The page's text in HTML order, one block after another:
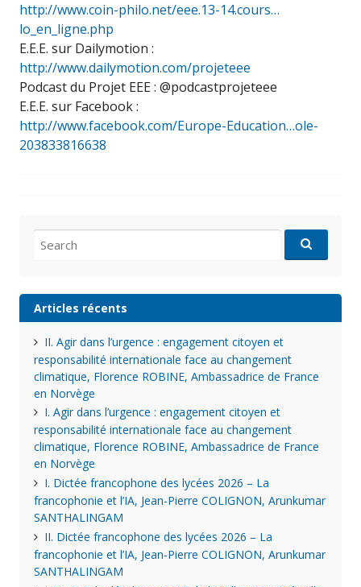
http://www.coin-philo.net/eee.13-14.cours…
lo_en_ligne.php
E.E.E. sur Dailymotion :
http://www.dailymotion.com/projeteee
Podcast du Projet EEE : @podcastprojeteee
E.E.E. sur Facebook :
http://www.facebook.com/Europe-Education…ole-
203833816638
for:
Articles récents
II. Agir dans l’urgence : engagement citoyen et
responsabilité internationale face au changement
climatique, Florence ROBINE, Ambassadrice de France
en Norvège
I. Agir dans l’urgence : engagement citoyen et
responsabilité internationale face au changement
climatique, Florence ROBINE, Ambassadrice de France
en Norvège
I. Dictée francophone des lycées 2026 – La
francophonie et l’IA, Jean-Pierre COLIGNON, Arunkumar
SANTHALINGAM
II. Dictée francophone des lycées 2026 – La
francophonie et l’IA, Jean-Pierre COLIGNON, Arunkumar
SANTHALINGAM